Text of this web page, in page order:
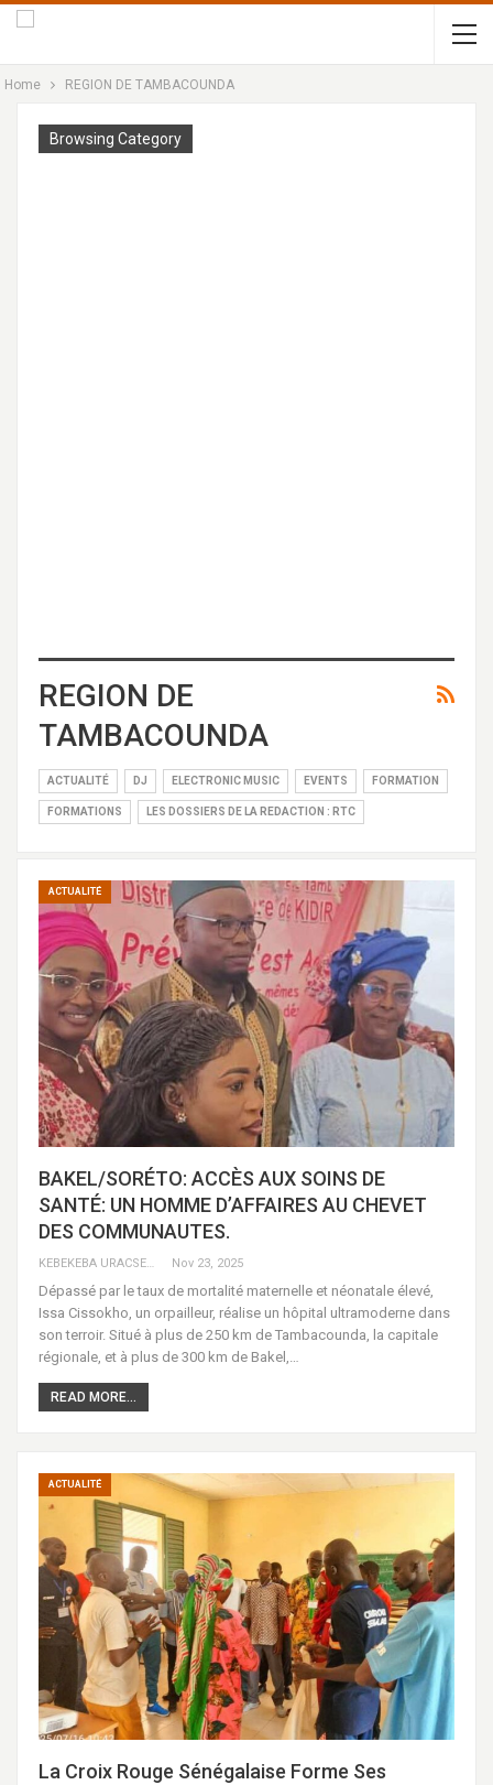
Home REGION DE TAMBACOUNDA
Browsing Category
REGION DE
TAMBACOUNDA
ACTUALITÉ DJ ELECTRONIC MUSIC EVENTS FORMATION
FORMATIONS LES DOSSIERS DE LA REDACTION : RTC
ACTUALITÉ
BAKEL/SORÉTO: ACCÈS AUX SOINS DE
SANTÉ: UN HOMME D’AFFAIRES AU CHEVET
DES COMMUNAUTES.
KEBEKEBA URACSENEGAL / RADIO GADECBEETAWE FM Nov 23, 2025
Dépassé par le taux de mortalité maternelle et néonatale élevé,
Issa Cissokho, un orpailleur, réalise un hôpital ultramoderne dans
son terroir. Situé à plus de 250 km de Tambacounda, la capitale
régionale, et à plus de 300 km de Bakel,…
READ MORE...
ACTUALITÉ
La Croix Rouge Sénégalaise Forme Ses